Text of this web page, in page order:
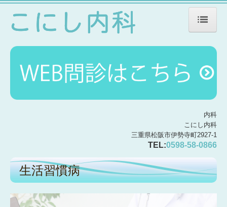
診療のご案内
内科
こにし内科
三重県松阪市伊勢寺町2927-1
TEL:0598-58-0866
生活習慣病